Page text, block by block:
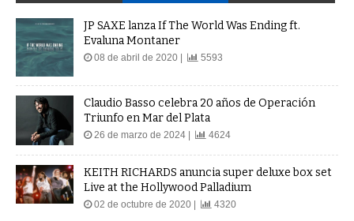
JP SAXE lanza If The World Was Ending ft.
Evaluna Montaner
08 de abril de 2020 | 5593
Claudio Basso celebra 20 años de Operación
Triunfo en Mar del Plata
26 de marzo de 2024 | 4624
KEITH RICHARDS anuncia super deluxe box set
Live at the Hollywood Palladium
02 de octubre de 2020 | 4320